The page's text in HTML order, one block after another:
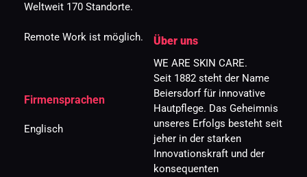
Weltweit 170 Standorte.
Remote Work ist möglich.
Firmensprachen
Englisch
Über uns
WE ARE SKIN CARE.
Seit 1882 steht der Name
Beiersdorf für innovative
Hautpflege. Das Geheimnis
unseres Erfolgs besteht seit
jeher in der starken
Innovationskraft und der
konsequenten